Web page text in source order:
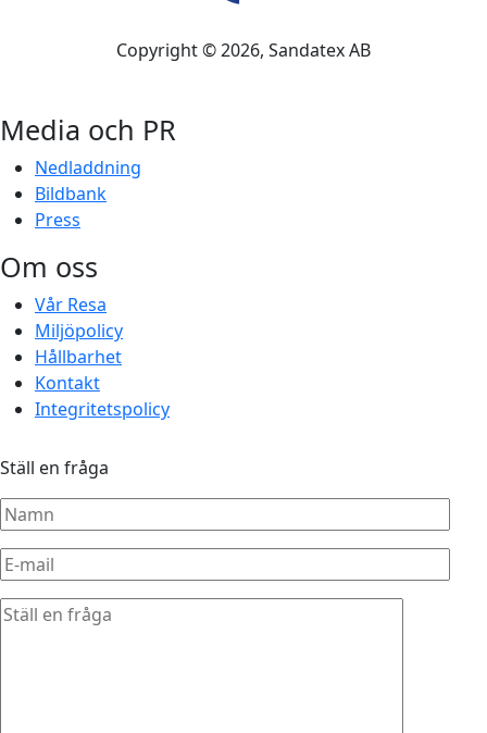
Copyright ©2026, Sandatex AB
Media och PR
Nedladdning
Bildbank
Press
Om oss
Vår Resa
Miljöpolicy
Hållbarhet
Kontakt
Integritetspolicy
Ställ en fråga